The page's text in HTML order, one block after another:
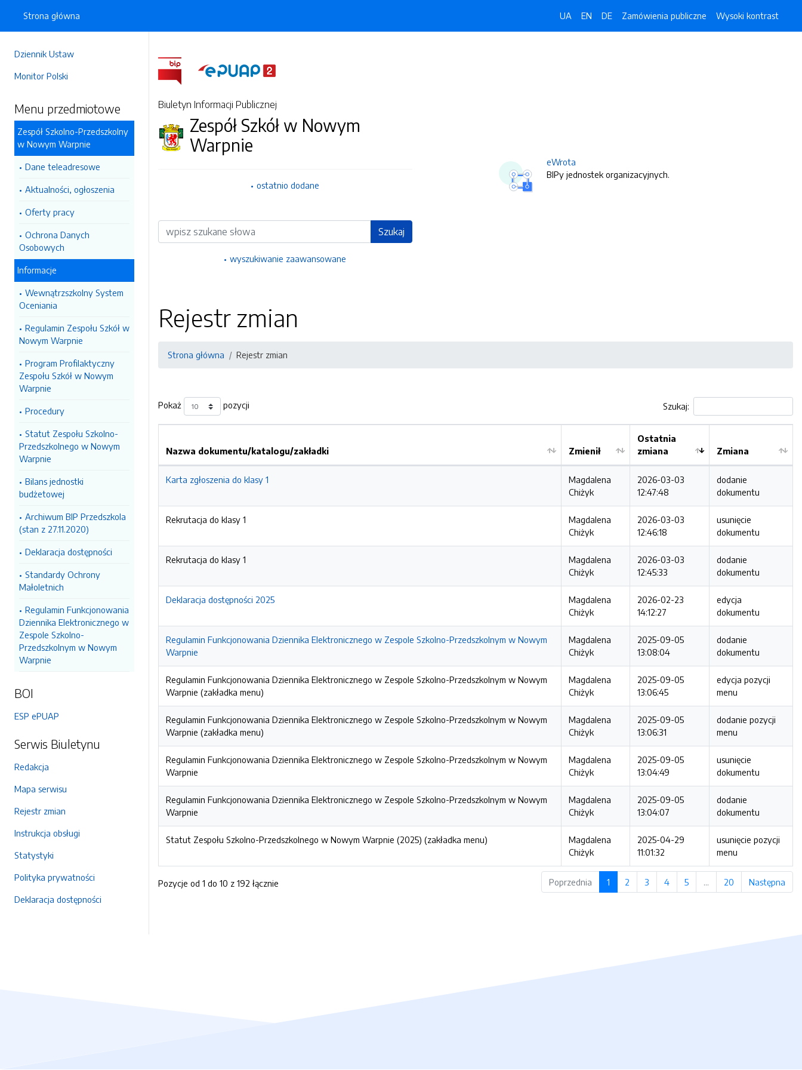
Dziennik Ustaw
Monitor Polski
Menu przedmiotowe
Zespół Szkolno-Przedszkolny
w Nowym Warpnie
Dane teleadresowe
Aktualności, ogłoszenia
Oferty pracy
Ochrona Danych
Osobowych
Informacje
Wewnątrzszkolny System
Oceniania
Regulamin Zespołu Szkół w
Nowym Warpnie
Program Profilaktyczny
Zespołu Szkół w Nowym
Warpnie
Procedury
Statut Zespołu Szkolno-
Przedszkolnego w Nowym
Warpnie
Bilans jednostki
budżetowej
Archiwum BIP Przedszkola
(stan z 27.11.2020)
Deklaracja dostępności
Standardy Ochrony
Małoletnich
Regulamin Funkcjonowania
Dziennika Elektronicznego w
Zespole Szkolno-
Przedszkolnym w Nowym
Warpnie
BOI
ESP ePUAP
Serwis Biuletynu
Redakcja
Mapa serwisu
Rejestr zmian
Instrukcja obsługi
Statystyki
Polityka prywatności
Deklaracja dostępności
Strona główna UA EN DE Zamówienia publiczne Wysoki kontrast
Biuletyn Informacji Publicznej
Zespół Szkół w Nowym
Warpnie
ostatnio dodane
Wyszukiwarka Szukaj
wyszukiwanie zaawansowane
eWrota
BIPy jednostek organizacyjnych.
Rejestr zmian
Strona główna Rejestr zmian
Pokaż pozycji Szukaj:
Nazwa dokumentu/katalogu/zakładki Zmienił
Ostatnia
zmiana
Zmiana
Karta zgłoszenia do klasy 1
Magdalena
Chiżyk
2026-03-03
12:47:48
dodanie
dokumentu
Rekrutacja do klasy 1
Magdalena
Chiżyk
2026-03-03
12:46:18
usunięcie
dokumentu
Rekrutacja do klasy 1
Magdalena
Chiżyk
2026-03-03
12:45:33
dodanie
dokumentu
Deklaracja dostępności 2025
Magdalena
Chiżyk
2026-02-23
14:12:27
edycja
dokumentu
Regulamin Funkcjonowania Dziennika Elektronicznego w Zespole Szkolno-Przedszkolnym w Nowym
Warpnie
Magdalena
Chiżyk
2025-09-05
13:08:04
dodanie
dokumentu
Regulamin Funkcjonowania Dziennika Elektronicznego w Zespole Szkolno-Przedszkolnym w Nowym
Warpnie (zakładka menu)
Magdalena
Chiżyk
2025-09-05
13:06:45
edycja pozycji
menu
Regulamin Funkcjonowania Dziennika Elektronicznego w Zespole Szkolno-Przedszkolnym w Nowym
Warpnie (zakładka menu)
Magdalena
Chiżyk
2025-09-05
13:06:31
dodanie pozycji
menu
Regulamin Funkcjonowania Dziennika Elektronicznego w Zespole Szkolno-Przedszkolnym w Nowym
Warpnie
Magdalena
Chiżyk
2025-09-05
13:04:49
usunięcie
dokumentu
Regulamin Funkcjonowania Dziennika Elektronicznego w Zespole Szkolno-Przedszkolnym w Nowym
Warpnie
Magdalena
Chiżyk
2025-09-05
13:04:07
dodanie
dokumentu
Statut Zespołu Szkolno-Przedszkolnego w Nowym Warpnie (2025) (zakładka menu)
Magdalena
Chiżyk
2025-04-29
11:01:32
usunięcie pozycji
menu
Pozycje od 1 do 10 z 192 łącznie Poprzednia 1 2 3 4 5 … 20 Następna